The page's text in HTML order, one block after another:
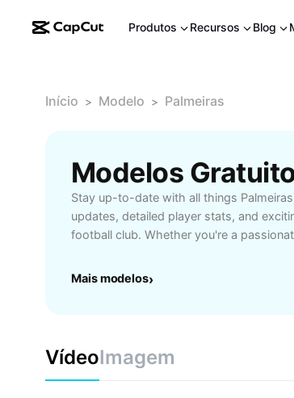
Produtos Recursos Blog
Início > Modelo > Palmeiras
Modelos
Stay up-to-date with all things
updates, detailed player stats, and
football club. Whether you're a
follow Palmeiras closely. Ideal for
experience the excitement of every game.
Mais modelos›
VídeoImagem